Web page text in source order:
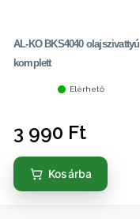
AL-KO BKS4040 olajszivattyú
komplett
Elérhető
3 990 Ft
Kosárba